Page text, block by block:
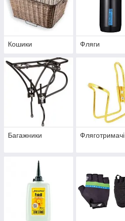
Кошики Фляги
Багажники Фляготримачі